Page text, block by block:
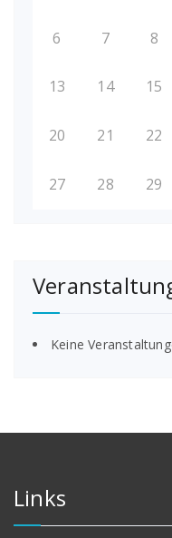
6 7 8
13 14 15
20 21 22
27 28 29
Keine
Links